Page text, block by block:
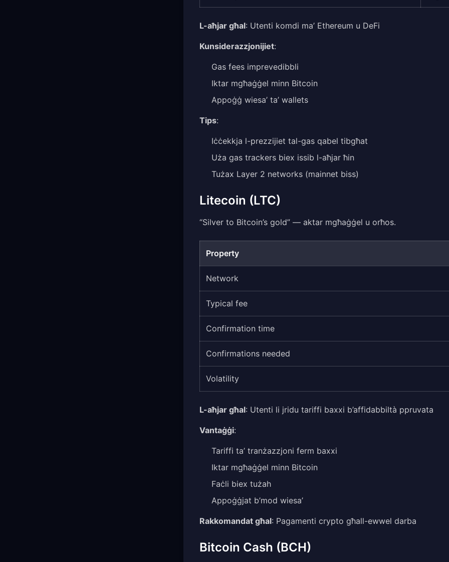
L-aħjar għal: Utenti komdi ma’ Ethereum u DeFi
Kunsiderazzjonijiet:
Gas fees imprevedibbli
Iktar mgħaġġel minn Bitcoin
Appoġġ wiesa’ ta’ wallets
Tips:
Iċċekkja l-prezzijiet tal-gas qabel tibgħat
Uża gas trackers biex issib l-aħjar ħin
Tużax Layer 2 networks (mainnet biss)
Litecoin (LTC)
“Silver to Bitcoin’s gold” — aktar mgħaġġel u orħos.
Property
Network
Typical fee
Confirmation time
Confirmations needed
Volatility
L-aħjar għal: Utenti li jridu tariffi baxxi b’affidabbiltà ppruvata
Vantaġġi:
Tariffi ta’ tranżazzjoni ferm baxxi
Iktar mgħaġġel minn Bitcoin
Faċli biex tużah
Appoġġjat b’mod wiesa’
Rakkomandat għal: Pagamenti crypto għall-ewwel darba
Bitcoin Cash (BCH)